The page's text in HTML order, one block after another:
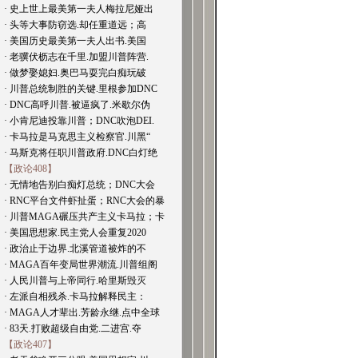
· 史上世上最美第一夫人梅拉尼娅出
· 头等大事防窃选.却任重道远；高
· 美国历史最美第一夫人出书.美国
· 老骥伏枥志在千里.加盟川普阵营.
· 做梦娶媳妇.奥巴马耍完白痴玩破
· 川普总统制胜的关键.里根参加DNC
· DNC高呼川普.被逼疯了.米歇尔伪
· 小肯尼迪投靠川普；DNC吹泡DEI.
· 卡马拉是马克思主义检察官.川黑“
· 马斯克将任职川普政府.DNC白灯绝
【政论408】
· 无情地告别白痴灯总统；DNC大会
· RNC平台文件虾扯蛋；RNC大会的暴
· 川普MAGA碾压共产主义卡马拉；卡
· 美国思想家.民主党人会重复2020
· 政治止于边界.北溪管道被炸的不
· MAGA百年变局世界潮流.川普组阁
· 人民川普与上帝同行.哈里斯毁灭
· 左派自相残杀.卡马拉解释民主：
· MAGA人才辈出.芳龄永继.点中全球
· 83天.打败超级自由党.二进宫.夺
【政论407】